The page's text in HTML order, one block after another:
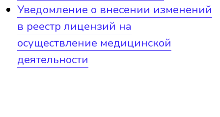
Документы
Договор на оказание платных
медицинских услуг
Акт сдачи-приемки выполненных